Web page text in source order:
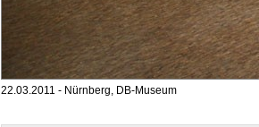
22.03.2011 - Nürnberg, DB-Museum